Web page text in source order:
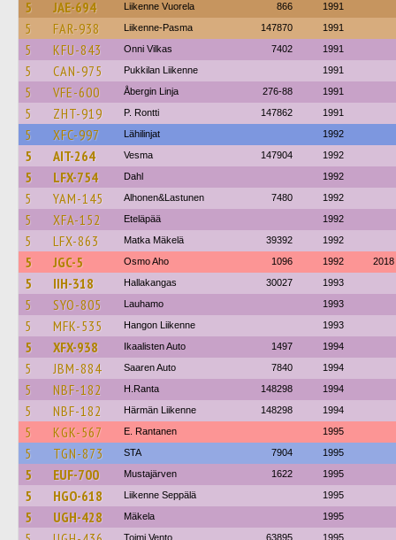
5 JAE-694 Liikenne Vuorela 866 1991
5 FAR-938 Liikenne-Pasma 147870 1991
5 KFU-843 Onni Vilkas 7402 1991
5 CAN-975 Pukkilan Liikenne 1991
5 VFE-600 Åbergin Linja 276-88 1991
5 ZHT-919 P. Rontti 147862 1991
5 XFC-997 Lähilinjat 1992
5 AIT-264 Vesma 147904 1992
5 LFX-754 Dahl 1992
5 YAM-145 Alhonen&Lastunen 7480 1992
5 XFA-152 Eteläpää 1992
5 LFX-863 Matka Mäkelä 39392 1992
5 JGC-5 Osmo Aho 1096 1992 2018
5 IIH-318 Hallakangas 30027 1993
5 SYO-805 Lauhamo 1993
5 MFK-535 Hangon Liikenne 1993
5 XFX-938 Ikaalisten Auto 1497 1994
5 JBM-884 Saaren Auto 7840 1994
5 NBF-182 H.Ranta 148298 1994
5 NBF-182 Härmän Liikenne 148298 1994
5 KGK-567 E. Rantanen 1995
5 TGN-873 STA 7904 1995
5 EUF-700 Mustajärven 1622 1995
5 HGO-618 Liikenne Seppälä 1995
5 UGH-428 Mäkela 1995
Toimi Vento 63895 1995